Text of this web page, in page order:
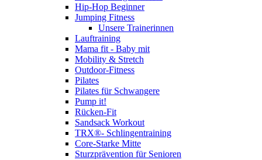
Hip-Hop Beginner
Jumping Fitness
Unsere Trainerinnen
Lauftraining
Mama fit - Baby mit
Mobility & Stretch
Outdoor-Fitness
Pilates
Pilates für Schwangere
Pump it!
Rücken-Fit
Sandsack Workout
TRX®- Schlingentraining
Core-Starke Mitte
Sturzprävention für Senioren